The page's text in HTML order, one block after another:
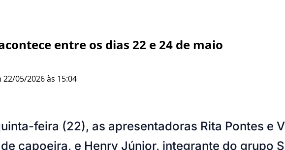
entre os dias 22 e 24 de maio
22/05/2026 às 15:04
feira (22), as apresentadoras Rita Pontes e
capoeira, e Henry Júnior, integrante do grupo